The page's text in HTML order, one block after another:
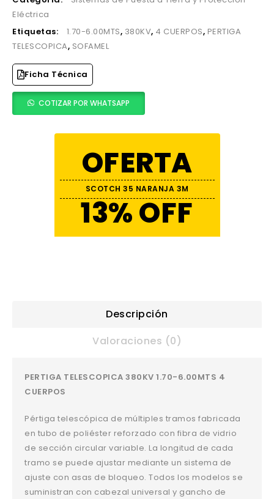
Eléctrica
Etiquetas:
1.70-6.00MTS, 380KV, 4 CUERPOS, PERTIGA
TELESCOPICA, SOFAMEL
Ficha Técnica
COTIZAR POR WHATSAPP
OFERTA
SCOTCH 35 NARANJA 3M
13% OFF
Descripción
Valoraciones (0)
PERTIGA TELESCOPICA 380KV 1.70-6.00MTS 4
CUERPOS
Pértiga telescópica de múltiples tramos fabricada
en tubo de poliéster reforzado con fibra de vidrio
de sección circular variable. La longitud de cada
tramo se puede ajustar mediante un sistema de
ajuste con asas de bloqueo. Todos los modelos se
suministran con cabezal universal y gancho de